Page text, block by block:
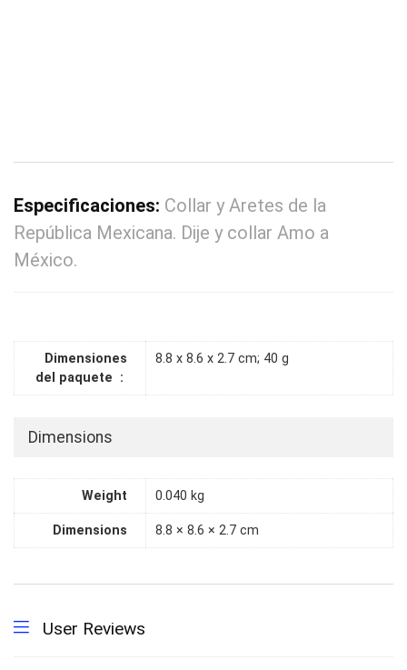
Especificaciones: Collar y Aretes de la
República Mexicana. Dije y collar Amo a
México.
Dimensiones
del paquete ‏ : ‎
8.8 x 8.6 x 2.7 cm; 40 g
Dimensions
Weight 0.040 kg
Dimensions 8.8 × 8.6 × 2.7 cm
User Reviews